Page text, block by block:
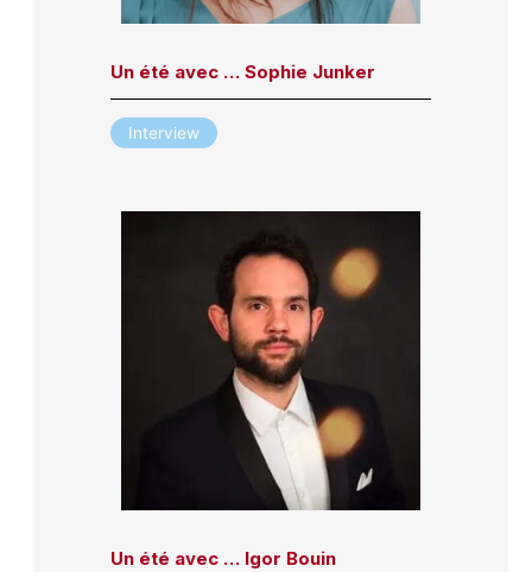
Un été avec … Sophie Junker
Interview
Un été avec … Igor Bouin